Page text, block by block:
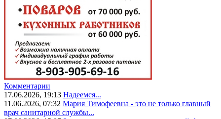
Комментарии
17.06.2026, 19:13 Надеемся...
11.06.2026, 07:32 Мария Тимофеевна - это не только главный
врач санитарной службы...